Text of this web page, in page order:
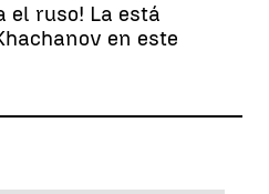
el ruso! La está
en este